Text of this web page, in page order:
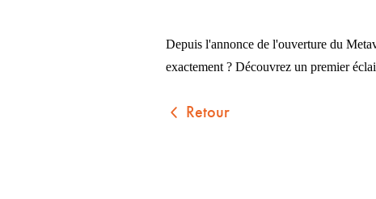
Depuis l'annonce de l'ouverture du
exactement ? Découvrez un premier
Retour